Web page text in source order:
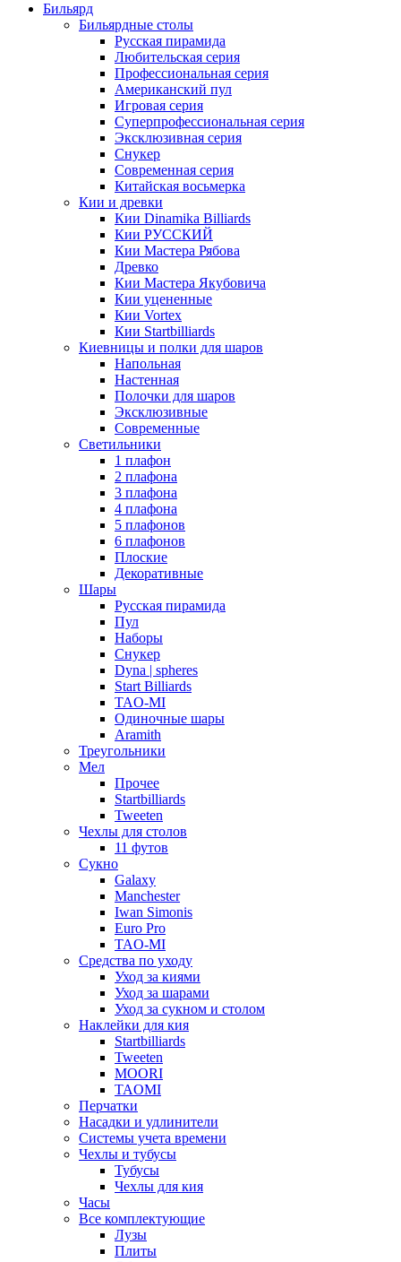
Бильярд
Бильярдные столы
Русская пирамида
Любительская серия
Профессиональная серия
Американский пул
Игровая серия
Суперпрофессиональная серия
Эксклюзивная серия
Снукер
Современная серия
Китайская восьмерка
Кии и древки
Кии Dinamika Billiards
Кии РУССКИЙ
Кии Мастера Рябова
Древко
Кии Мастера Якубовича
Кии уцененные
Кии Vortex
Кии Startbilliards
Киевницы и полки для шаров
Напольная
Настенная
Полочки для шаров
Эксклюзивные
Современные
Светильники
1 плафон
2 плафона
3 плафона
4 плафона
5 плафонов
6 плафонов
Плоские
Декоративные
Шары
Русская пирамида
Пул
Наборы
Снукер
Dyna | spheres
Start Billiards
TAO-MI
Одиночные шары
Aramith
Треугольники
Мел
Прочее
Startbilliards
Tweeten
Чехлы для столов
11 футов
Сукно
Galaxy
Manchester
Iwan Simonis
Euro Pro
TAO-MI
Средства по уходу
Уход за киями
Уход за шарами
Уход за сукном и столом
Наклейки для кия
Startbilliards
Tweeten
MOORI
TAOMI
Перчатки
Насадки и удлинители
Системы учета времени
Чехлы и тубусы
Тубусы
Чехлы для кия
Часы
Все комплектующие
Лузы
Плиты